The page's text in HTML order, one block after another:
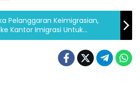
Pelanggaran Keimigrasian,
Kantor Imigrasi Untuk
Izin Tinggal